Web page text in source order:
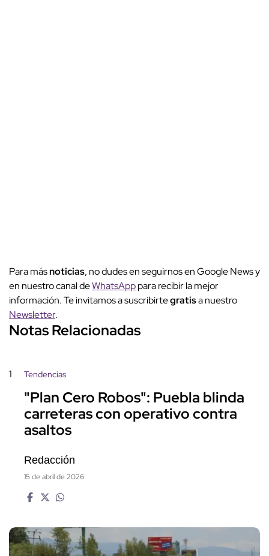
Para másnoticias, no dudes en seguirnos en Google News y
en nuestro canal deWhatsApppara recibir la mejor
información. Te invitamos a suscribirtegratisa nuestro
Newsletter.
Notas Relacionadas
1 Tendencias
"Plan Cero Robos": Puebla blinda
carreteras con operativo contra
asaltos
Redacción
15 de abril de 2026